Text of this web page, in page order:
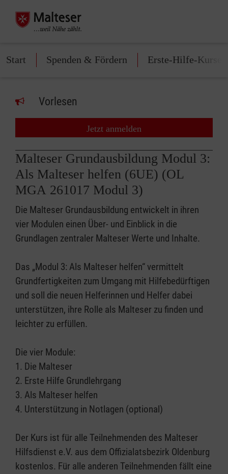
Start Spenden & Fördern Erste-Hilfe-Kurse
Vorlesen
Jetzt anmelden
Malteser Grundausbildung Modul 3:
Als Malteser helfen (6UE) (OL
MGA 261017 Modul 3)
Die Malteser Grundausbildung entwickelt in ihren
vier Modulen einen Über- und Einblick in die
Grundlagen zentraler Malteser Werte und Inhalte.
Das „Modul 3: Als Malteser helfen“ vermittelt
Grundfertigkeiten zum Umgang mit Hilfebedürftigen
und soll die neuen Helferinnen und Helfer dabei
unterstützen, ihre Rolle als Malteser zu finden und
leichter zu erfüllen.
Die vier Module:
1. Die Malteser
2. Erste Hilfe Grundlehrgang
3. Als Malteser helfen
4. Unterstützung in Notlagen (optional)
Der Kurs ist für alle Teilnehmenden des Malteser
Hilfsdienst e.V. aus dem Offizialatsbezirk Oldenburg
kostenlos. Für alle anderen Teilnehmenden fällt eine